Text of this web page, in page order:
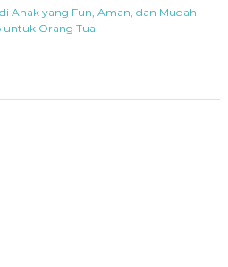
Anak yang Fun, Aman, dan Mudah
Orang Tua